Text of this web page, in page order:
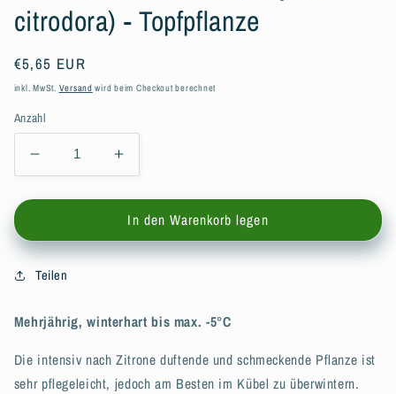
citrodora) - Topfpflanze
Normaler
Preis
€5,65 EUR
inkl. MwSt. Versand wird beim Checkout berechnet
Anzahl
Verringere
die
Menge
Bio
Zitronenverbene
(Aloysia
-
Erhöhe
die
Menge
für
Bio
Zitronenverbene
-
In den Warenkorb legen
Teilen
Mehrjährig, winterhart bis max. -5°C
Die intensiv nach Zitrone duftende und schmeckende Pflanze ist
sehr pflegeleicht, jedoch am Besten im Kübel zu überwintern.